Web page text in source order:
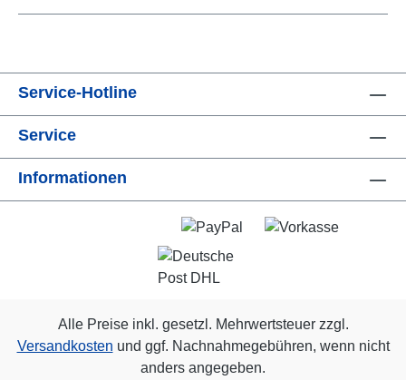
Service-Hotline
Service
Informationen
Alle Preise inkl. gesetzl. Mehrwertsteuer zzgl.
Versandkosten und ggf. Nachnahmegebühren, wenn nicht
anders angegeben.